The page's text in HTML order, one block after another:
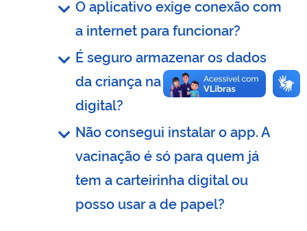
O aplicativo exige conexão com
a internet para funcionar?
É seguro armazenar os dados
da criança na plataforma
digital?
Não consegui instalar o app. A
vacinação é só para quem já
tem a carteirinha digital ou
posso usar a de papel?